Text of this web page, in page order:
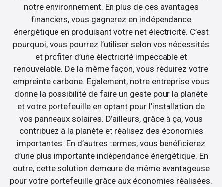
notre environnement. En plus de ces avantages
financiers, vous gagnerez en indépendance
énergétique en produisant votre net électricité. C’est
pourquoi, vous pourrez l’utiliser selon vos nécessités
et profiter d’une électricité impeccable et
renouvelable. De la même façon, vous réduirez votre
empreinte carbone. Egalement, notre entreprise vous
donne la possibilité de faire un geste pour la planète
et votre portefeuille en optant pour l’installation de
vos panneaux solaires. D’ailleurs, grâce à ça, vous
contribuez à la planète et réalisez des économies
importantes. En d’autres termes, vous bénéficierez
d’une plus importante indépendance énergétique. En
outre, cette solution demeure de même avantageuse
pour votre portefeuille grâce aux économies réalisées.